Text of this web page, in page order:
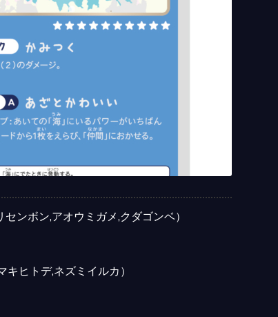
ンボン,アオウミガメ,クダゴンベ）
ヒトデ,ネズミイルカ）